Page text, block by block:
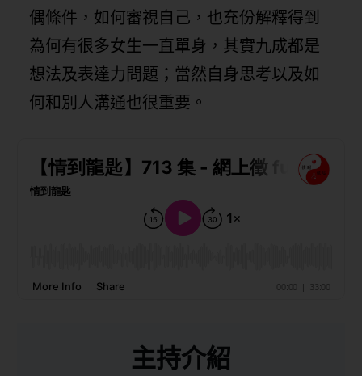
偶條件，如何審視自己，也充份解釋得到
為何有很多女生一直單身，其實九成都是
想法及表達力問題；當然自身思考以及如
何和別人溝通也很重要。
主持介紹